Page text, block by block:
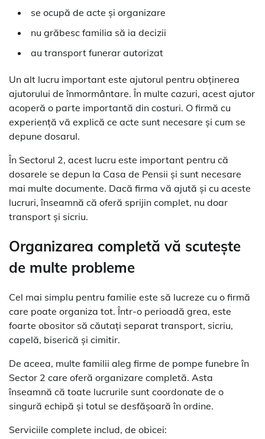
se ocupă de acte și organizare
nu grăbesc familia să ia decizii
au transport funerar autorizat
Un alt lucru important este ajutorul pentru obținerea
ajutorului de înmormântare. În multe cazuri, acest ajutor
acoperă o parte importantă din costuri. O firmă cu
experiență vă explică ce acte sunt necesare și cum se
depune dosarul.
În Sectorul 2, acest lucru este important pentru că
dosarele se depun la Casa de Pensii și sunt necesare
mai multe documente. Dacă firma vă ajută și cu aceste
lucruri, înseamnă că oferă sprijin complet, nu doar
transport și sicriu.
Organizarea completă vă scutește
de multe probleme
Cel mai simplu pentru familie este să lucreze cu o firmă
care poate organiza tot. Într-o perioadă grea, este
foarte obositor să căutați separat transport, sicriu,
capelă, biserică și cimitir.
De aceea, multe familii aleg firme de pompe funebre în
Sector 2 care oferă organizare completă. Asta
înseamnă că toate lucrurile sunt coordonate de o
singură echipă și totul se desfășoară în ordine.
Serviciile complete includ, de obicei: